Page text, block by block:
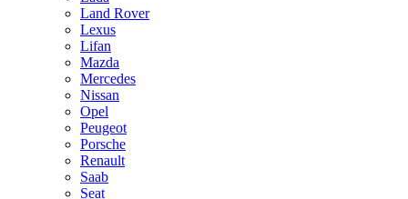
Land Rover
Lexus
Lifan
Mazda
Mercedes
Nissan
Opel
Peugeot
Porsche
Renault
Saab
Seat